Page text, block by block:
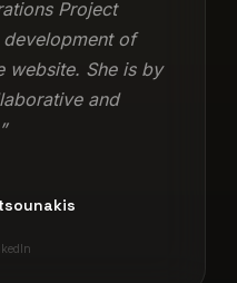
Project
of
website. She is by
and